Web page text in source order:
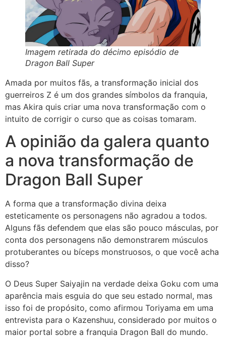
Imagem retirada do décimo episódio de
Dragon Ball Super
Amada por muitos fãs, a transformação inicial dos
guerreiros Z é um dos grandes símbolos da franquia,
mas Akira quis criar uma nova transformação com o
intuito de corrigir o curso que as coisas tomaram.
A opinião da galera quanto
a nova transformação de
Dragon Ball Super
A forma que a transformação divina deixa
esteticamente os personagens não agradou a todos.
Alguns fãs defendem que elas são pouco másculas, por
conta dos personagens não demonstrarem músculos
protuberantes ou bíceps monstruosos, o que você acha
disso?
O Deus Super Saiyajin na verdade deixa Goku com uma
aparência mais esguia do que seu estado normal, mas
isso foi de propósito, como afirmou Toriyama em uma
entrevista para o Kazenshuu, considerado por muitos o
maior portal sobre a franquia Dragon Ball do mundo.